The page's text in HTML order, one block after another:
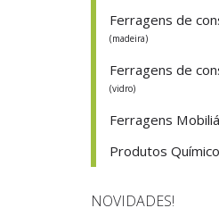
Ferragens de
(madeira)
Ferragens de
(vidro)
Ferragens
Produtos
NOVIDADES!